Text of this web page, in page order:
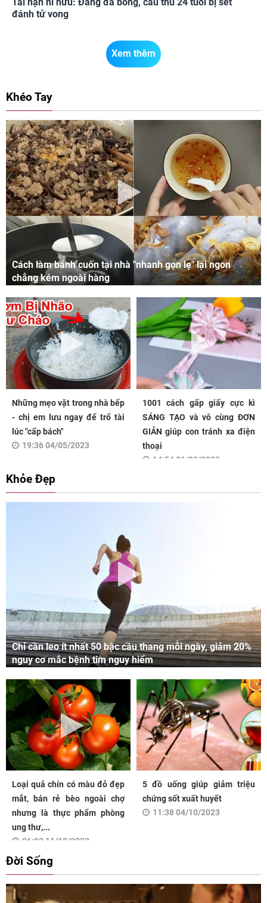
đánh tử vong
Xem thêm
Khéo Tay
Cách làm bánh cuốn tại nhà "nhanh gọn lẹ" lại ngon
chẳng kém ngoài hàng
Những mẹo vặt trong nhà bếp
- chị em lưu ngay để trổ tài
lúc "cấp bách"
19:36 04/05/2023
1001 cách gấp giấy cực kì
SÁNG TẠO và vô cùng ĐƠN
GIẢN giúp con tránh xa điện
thoại
14:54 31/03/2023
Khỏe Đẹp
Chỉ cần leo ít nhất 50 bậc cầu thang mỗi ngày, giảm 20%
nguy cơ mắc bệnh tim nguy hiểm
Loại quả chín có màu đỏ đẹp
mắt, bán rẻ bèo ngoài chợ
nhưng là thực phẩm phòng
ung thư,...
06:03 11/10/2023
5 đồ uống giúp giảm triệu
chứng sốt xuất huyết
11:38 04/10/2023
Đời Sống